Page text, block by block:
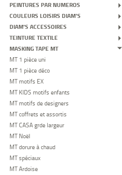
PEINTURES PAR NUMEROS
COULEURS LOISIRS DIAM'S
DIAM'S ACCESSOIRES
TEINTURE TEXTILE
MASKING TAPE MT
MT 1 pièce uni
MT 1 pièce déco
MT motifs EX
MT KIDS motifs enfants
MT motifs de designers
MT coffrets et assortis
MT CASA grde largeur
MT Noël
MT dorure à chaud
MT spéciaux
MT Ardoise